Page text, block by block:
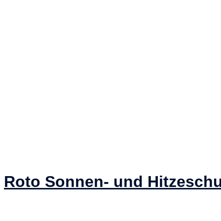
Roto Sonnen- und